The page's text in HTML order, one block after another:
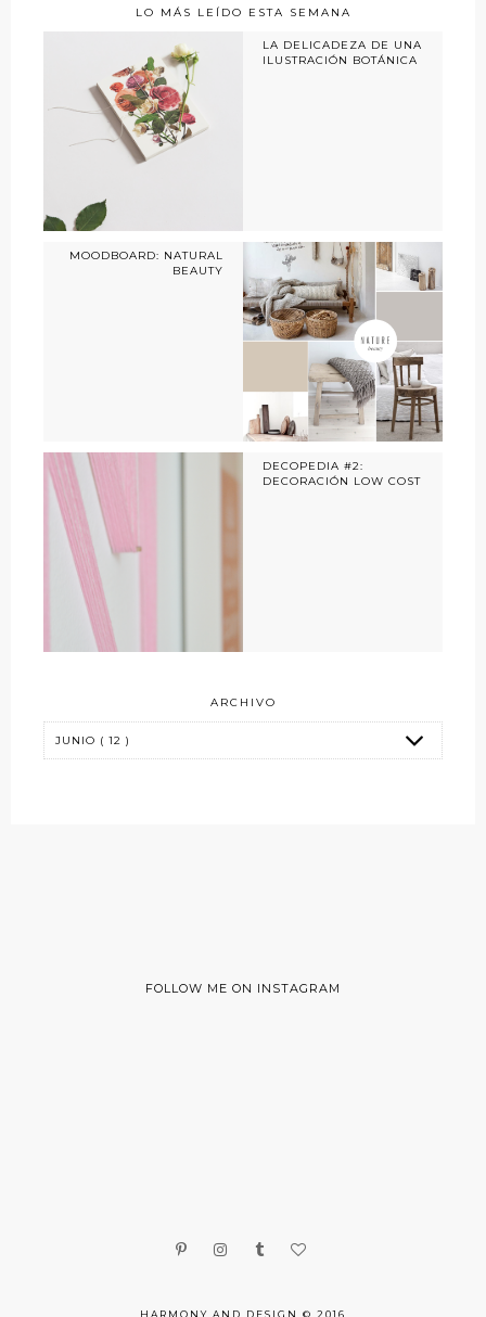
LO MÁS LEÍDO ESTA SEMANA
LA DELICADEZA DE UNA
ILUSTRACIÓN BOTÁNICA
MOODBOARD: NATURAL
BEAUTY
DECOPEDIA #2:
DECORACIÓN LOW COST
ARCHIVO
FOLLOW ME ON INSTAGRAM
HARMONY AND DESIGN © 2016